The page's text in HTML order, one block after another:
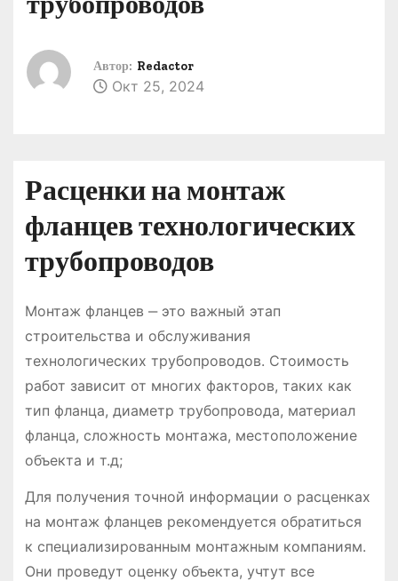
Автор: Redactor
Окт 25, 2024
Расценки на монтаж
фланцев технологических
трубопроводов
Монтаж фланцев ‒ это важный этап
строительства и обслуживания
технологических трубопроводов. Стоимость
работ зависит от многих факторов, таких как
тип фланца, диаметр трубопровода, материал
фланца, сложность монтажа, местоположение
объекта и т.д;
Для получения точной информации о расценках
на монтаж фланцев рекомендуется обратиться
к специализированным монтажным компаниям.
Они проведут оценку объекта, учтут все